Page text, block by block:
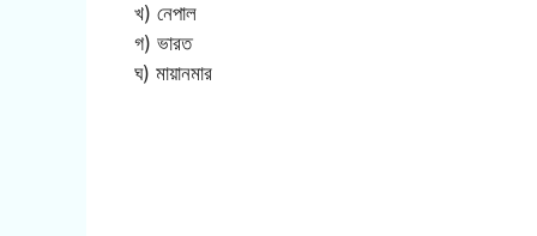
খ) নেপাল
গ) ভারত
ঘ) মায়ানমার